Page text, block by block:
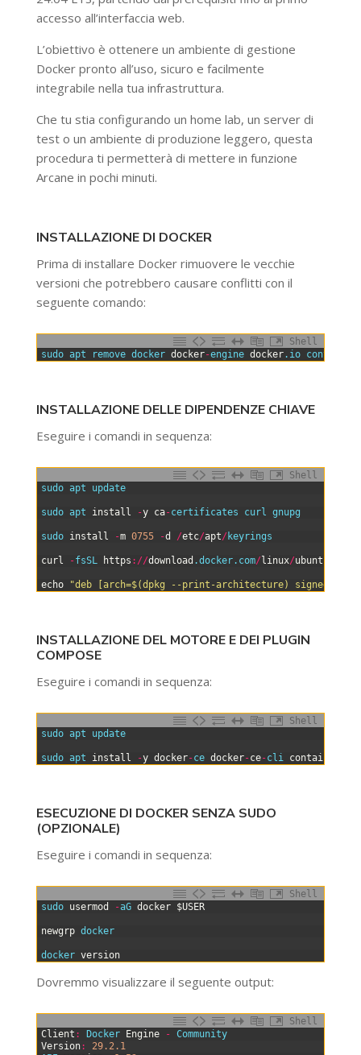
accesso all’interfaccia web.
L’obiettivo è ottenere un ambiente di gestione
Docker pronto all’uso, sicuro e facilmente
integrabile nella tua infrastruttura.
Che tu stia configurando un home lab, un server di
test o un ambiente di produzione leggero, questa
procedura ti permetterà di mettere in funzione
Arcane in pochi minuti.
INSTALLAZIONE DI DOCKER
Prima di installare Docker rimuovere le vecchie
versioni che potrebbero causare conflitti con il
seguente comando:
Shell
sudo apt remove docker docker-engine docker.io
INSTALLAZIONE DELLE DIPENDENZE CHIAVE
Eseguire i comandi in sequenza:
Shell
sudo apt update
sudo apt install -y ca-certificates curl gnupg
sudo install -m 0755 -d /etc/apt/ keyrings
curl -fsSL https : //download .docker.com/ linux/ubuntu
echo "deb [arch=$(dpkg --print-architecture) signed-
INSTALLAZIONE DEL MOTORE E DEI PLUGIN
COMPOSE
Eseguire i comandi in sequenza:
Shell
sudo apt update
sudo apt install -y docker-ce docker-ce-cli containerd
ESECUZIONE DI DOCKER SENZA SUDO
(OPZIONALE)
Eseguire i comandi in sequenza:
Shell
sudo usermod -aG docker $USER
newgrp docker
docker version
Dovremmo visualizzare il seguente output:
Shell
Client : Docker Engine - Community
Version:
29.2.1